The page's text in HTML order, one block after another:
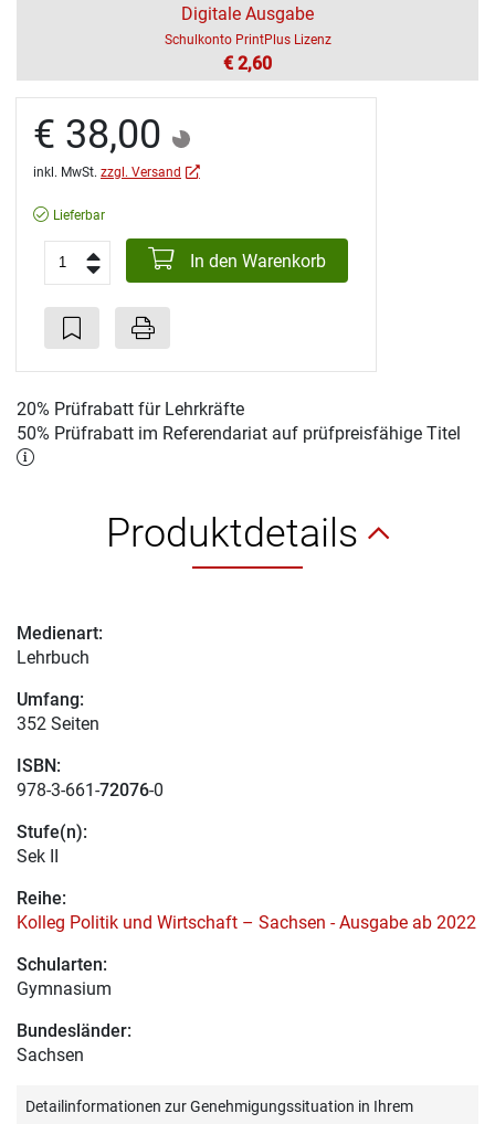
Digitale Ausgabe
Schulkonto PrintPlus Lizenz
€ 2,60
€ 38,00
inkl. MwSt. zzgl. Versand
Lieferbar
In den Warenkorb
20% Prüfrabatt für Lehrkräfte
50% Prüfrabatt im Referendariat auf prüfpreisfähige Titel
Produktdetails
Medienart:
Lehrbuch
Umfang:
352 Seiten
ISBN:
978-3-661-72076-0
Stufe(n):
Sek II
Reihe:
Kolleg Politik und Wirtschaft – Sachsen - Ausgabe ab 2022
Schularten:
Gymnasium
Bundesländer:
Sachsen
Detailinformationen zur Genehmigungssituation in Ihrem